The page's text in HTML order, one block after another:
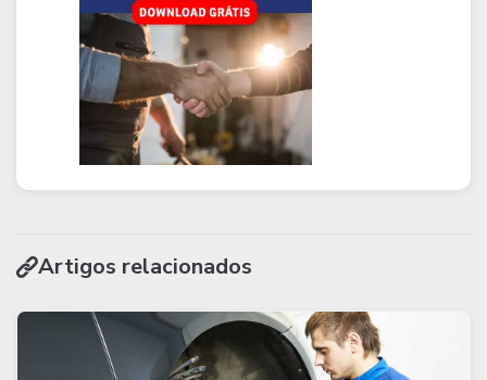
Artigos relacionados